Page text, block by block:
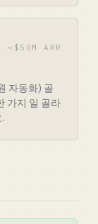
ARR
자동화) 골
가지 일 골라